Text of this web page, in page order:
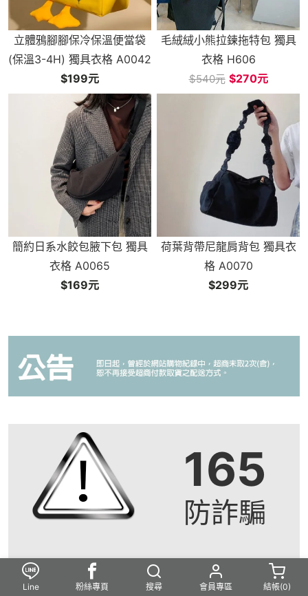
立體鴉腳腳保冷保溫便當袋
(保溫3-4H) 獨具衣格 A0042
$199元
毛絨絨小熊拉鍊拖特包 獨具
衣格 H606
$540元 $270元
簡約日系水餃包腋下包 獨具
衣格 A0065
$169元
荷葉背帶尼龍肩背包 獨具衣
格 A0070
$299元
165
防詐騙
近期如接獲不明人士冒用本公司，與消費者聯繫，謊稱訂
Line 粉絲專頁 搜尋 會員專區 結帳(0)